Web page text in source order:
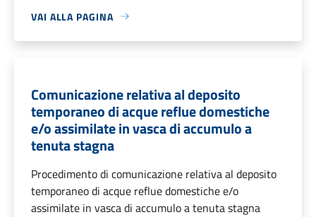
VAI ALLA PAGINA
Comunicazione relativa al deposito
temporaneo di acque reflue domestiche
e/o assimilate in vasca di accumulo a
tenuta stagna
Procedimento di comunicazione relativa al deposito
temporaneo di acque reflue domestiche e/o
assimilate in vasca di accumulo a tenuta stagna